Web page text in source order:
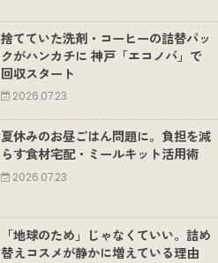
捨てていた洗剤・コーヒーの詰替パッ
クがハンカチに 神戸「エコノバ」で
回収スタート
2026.07.23
夏休みのお昼ごはん問題に。負担を減
らす食材宅配・ミールキット活用術
2026.07.23
「地球のため」じゃなくていい。詰め
替えコスメが静かに増えている理由